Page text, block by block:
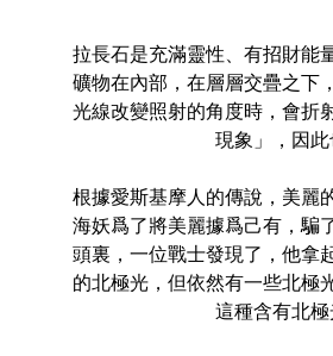
拉長石是充滿靈性、有招財能
礦物在內部，在層層交疊之下
光線改變照射的角度時，會折
現象」，因
根據愛斯基摩人的傳說，美麗
海妖爲了將美麗據爲己有，騙
頭裏，一位戰士發現了，他拿
的北極光，但依然有一些北極
這種含有北